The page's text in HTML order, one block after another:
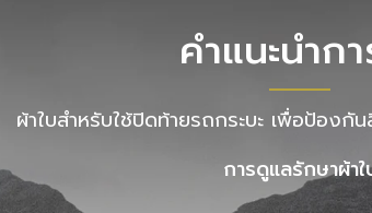
คำแนะนำก
ผ้าใบสำหรับใช้ปิดท้ายรถกระบะ เพื่อป้อง
การดูแลรักษาผ้าใ